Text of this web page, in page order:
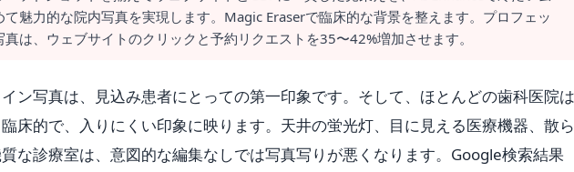
魅力的な院内写真を実現します。Magic Eraserで臨床的な背景を整えます。プロフェッ
は、ウェブサイトのクリックと予約リクエストを35〜42%増加させます。
ン写真は、見込み患者にとっての第一印象です。そして、ほとんどの歯科医院は
床的で、入りにくい印象に映ります。天井の蛍光灯、目に見える医療機器、散ら
な診療室は、意図的な編集なしでは写真写りが悪くなります。Google検索結果